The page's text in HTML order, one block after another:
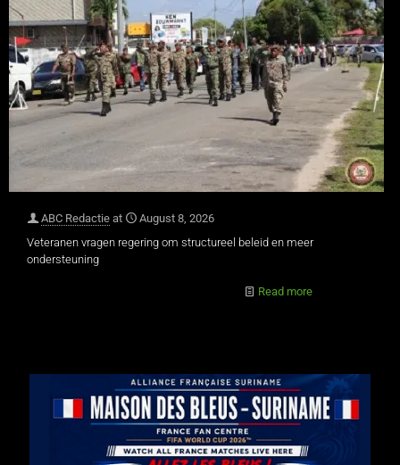
ABC Redactie at
August 8, 2026
Veteranen vragen regering om structureel beleid en meer
ondersteuning
Read more